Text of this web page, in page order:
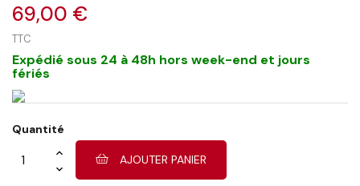
69,00 €
TTC
Expédié sous 24 à 48h hors week-end et jours
fériés
Quantité
AJOUTER PANIER